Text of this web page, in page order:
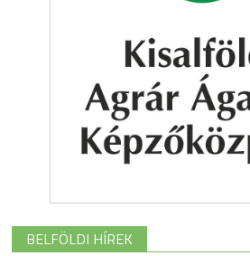
BELFÖLDI HÍREK